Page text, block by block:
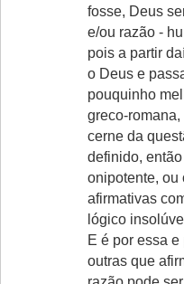
fosse, Deus
e/ou razão -
pois a partir
o Deus e
pouquinho
greco-
cerne da
definido,
onipotente, ou
afirmativas
lógico
E é por essa
outras que